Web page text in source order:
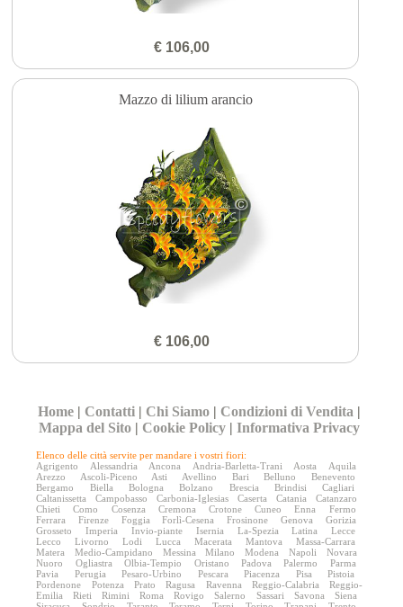
€ 106,00
Mazzo di lilium arancio
€ 106,00
Home | Contatti | Chi Siamo | Condizioni di Vendita |
Mappa del Sito | Cookie Policy |Informativa Privacy
Elenco delle città servite per mandare i vostri fiori:
Agrigento
Alessandria Ancona Andria-Barletta-Trani Aosta
Aquila
Arezzo
Ascoli-Piceno Asti Avellino Bari Belluno
Benevento
Bergamo
Biella Bologna Bolzano Brescia Brindisi
Cagliari
Caltanissetta
Campobasso Carbonia-Iglesias Caserta Catania
Catanzaro
Chieti
Como Cosenza Cremona Crotone Cuneo Enna
Fermo
Ferrara
Firenze Foggia Forlì-Cesena Frosinone Genova
Gorizia
Grosseto
Imperia Invio-piante Isernia La-Spezia Latina
Lecce
Lecco
Livorno Lodi Lucca Macerata Mantova
Massa-Carrara
Matera
Medio-Campidano Messina Milano Modena Napoli
Novara
Nuoro
Ogliastra Olbia-Tempio Oristano Padova Palermo
Parma
Pavia
Perugia Pesaro-Urbino Pescara Piacenza Pisa
Pistoia
Pordenone
Potenza Prato Ragusa Ravenna Reggio-Calabria
Reggio-
Emilia
Rieti Rimini Roma Rovigo Salerno Sassari Savona
Siena